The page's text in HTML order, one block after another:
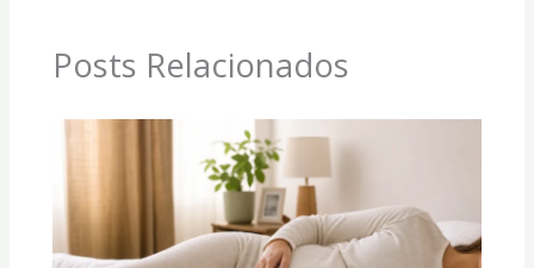
Posts Relacionados